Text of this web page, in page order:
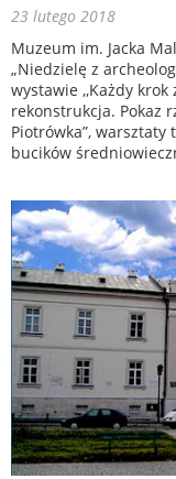
23 lutego 2018
Muzeum im. Jacka
„Niedzielę z
wystawie ,,Każdy krok
rekonstrukcja. Pokaz
Piotrówka”,
bucików